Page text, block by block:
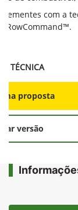
com a
RowCommand™.
TÉCNICA
proposta
versão